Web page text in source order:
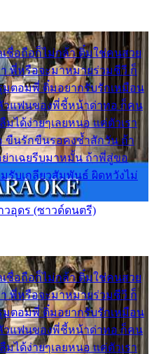
ชื่อถือก็ไม่กล้า ติ๋มใช่คนสวย
พี่หรือจะมาหมายร่วมชีวี ก็
มตอมพี่ ติ๋มอยากรับรักเหมือน
วแฟนของพี่ชี้หน้าด่าทอ ก็คน
ได้ง่ายๆเลยหนอ แค่ตัวเรา
ขืนรักขืนรอคงช้ำสักวัน ถ้า
าเฉยรีบมาหมั้น ถ้าพี่สู่ขอ
รับเกลียวสัมพันธ์ ผิดหวังไม่
อุดร (ซาวด์ดนตรี)
ชื่อถือก็ไม่กล้า ติ๋มใช่คนสวย
พี่หรือจะมาหมายร่วมชีวี ก็
มตอมพี่ ติ๋มอยากรับรักเหมือน
วแฟนของพี่ชี้หน้าด่าทอ ก็คน
ได้ง่ายๆเลยหนอ แค่ตัวเรา